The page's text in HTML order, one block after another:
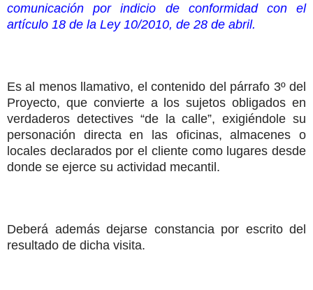
comunicación por indicio de conformidad con el
artículo 18 de la Ley 10/2010, de 28 de abril.
Es al menos llamativo, el contenido del párrafo 3º del
Proyecto, que convierte a los sujetos obligados en
verdaderos detectives “de la calle”, exigiéndole su
personación directa en las oficinas, almacenes o
locales declarados por el cliente como lugares desde
donde se ejerce su actividad mecantil.
Deberá además dejarse constancia por escrito del
resultado de dicha visita.